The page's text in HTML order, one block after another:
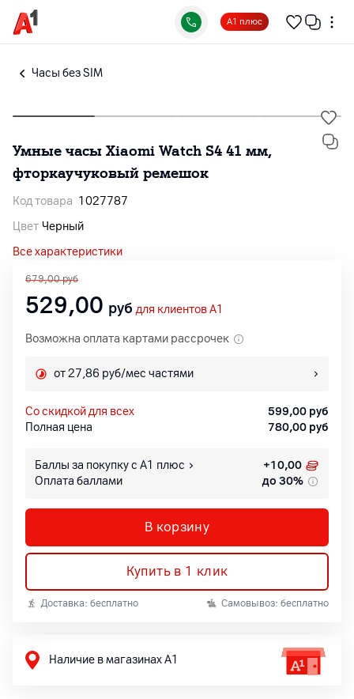
А1 плюс
Часы без SIM
Умные часы Xiaomi Watch S4 41 мм,
фторкаучуковый ремешок
Код товара 1027787
Цвет Черный
Все характеристики
679,00 руб
529,00 руб для клиентов A1
Возможна оплата картами рассрочек
от 27,86 руб/мес частями
со скидкой для всех 599,00 руб
Полная цена
780,00 руб
Баллы за покупку с А1 плюс +10,00
Оплата баллами
до 30%
В корзину
Купить в 1 клик
Доставка: бесплатно Самовывоз: бесплатно
Наличие в магазинах А1